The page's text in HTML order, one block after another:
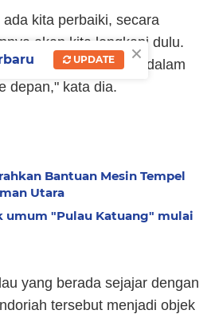
kita perbaiki, secara
akan kita lengkapi dulu.
royong bersama dalam
depan," kata dia.
Bantuan Mesin Tempel
Utara
umum "Pulau Katuang" mulai
yang berada sejajar dengan
tersebut menjadi objek
×
UPDATE